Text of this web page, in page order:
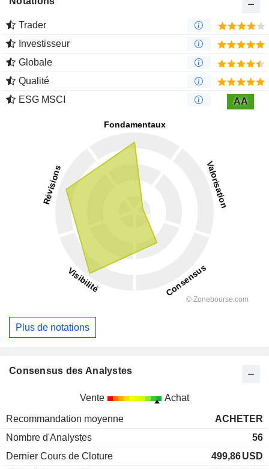
Trader
Investisseur
Globale
Qualité
ESG MSCI
AA
Plus de notations
Consensus des Analystes
Vente Achat
Recommandation moyenne
ACHETER
Nombre d'Analystes
56
Dernier Cours de Cloture
499,86USD